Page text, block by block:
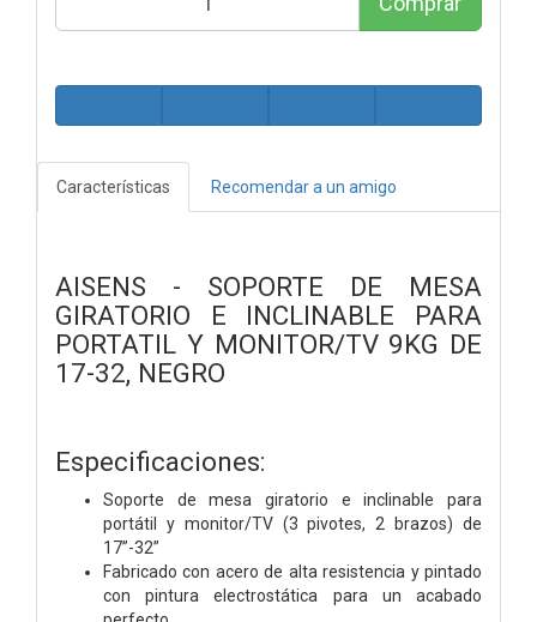
Características Recomendar a un amigo
AISENS - SOPORTE DE MESA
GIRATORIO E INCLINABLE PARA
PORTATIL Y MONITOR/TV 9KG DE
17-32, NEGRO
Especificaciones:
Soporte de mesa giratorio e inclinable para
portátil y monitor/TV (3 pivotes, 2 brazos) de
17”-32”
Fabricado con acero de alta resistencia y pintado
con pintura electrostática para un acabado